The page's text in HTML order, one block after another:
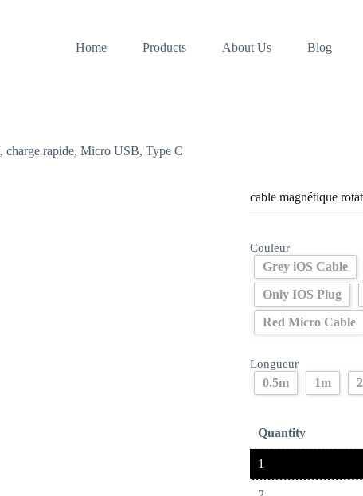
Home Products About Us Blog
charge rapide, Micro USB, Type C
cable magnétique
Couleur
Grey iOS Cable
Only IOS Plug
Red Micro Cable
Longueur
0.5m 1m
Quantity
1